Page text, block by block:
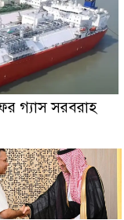
গ্যাস সরবরাহ